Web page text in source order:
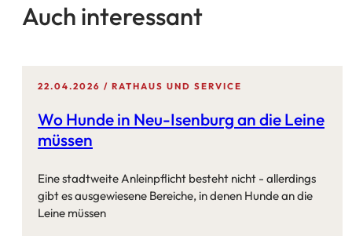
Auch interessant
22.04.2026 RATHAUS UND SERVICE
Wo Hunde in Neu-Isenburg an die Leine
müssen
Eine stadtweite Anleinpflicht besteht nicht - allerdings
gibt es ausgewiesene Bereiche, in denen Hunde an die
Leine müssen